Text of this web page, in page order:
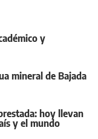
y
mineral de Bajada
hoy llevan
y el mundo